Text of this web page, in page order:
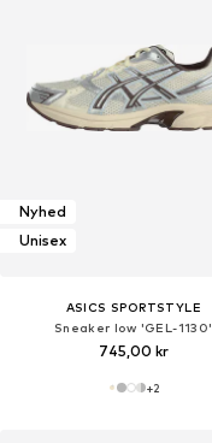
Nyhed
Unisex
ASICS SPORTSTYLE
Sneaker low 'GEL-1130'
745,00 kr
+2